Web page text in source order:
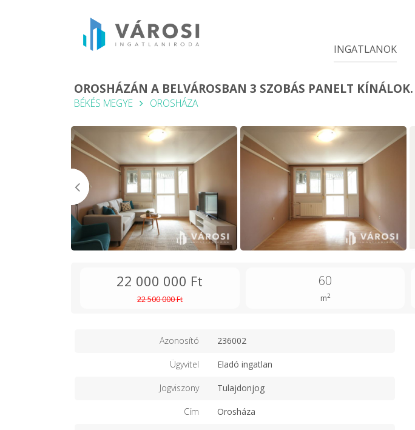
INGATLANOK
OROSHÁZÁN A BELVÁROSBAN 3 SZOBÁS PANELT KÍNÁLOK.
BÉKÉS MEGYE OROSHÁZA
22 000 000 Ft
22 500 000 Ft
60
m2
Azonosító 236002
Ügyvitel Eladó ingatlan
Jogviszony Tulajdonjog
Cím Orosháza